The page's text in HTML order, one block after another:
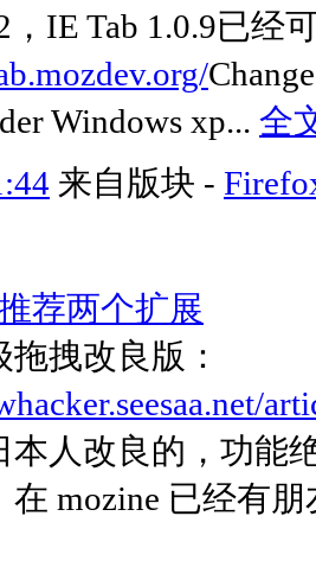
，IE Tab 1.0.9已
Windows xp... 全
来自版块 -
荐两个扩展
拽改良版：
本人改良的，功
在 mozine 已经有